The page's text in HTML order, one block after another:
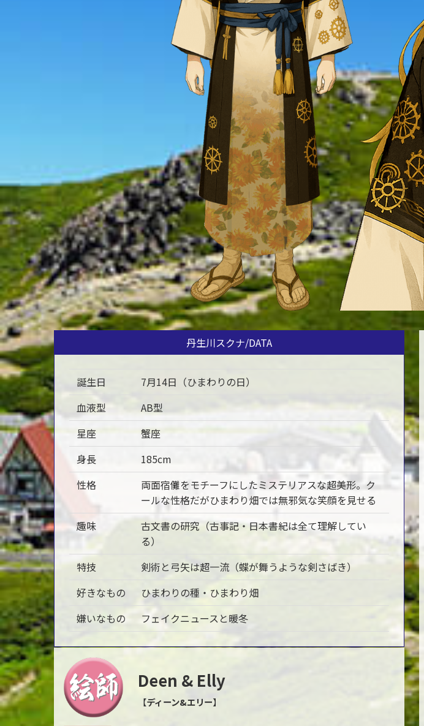
丹生川スクナ/DATA
誕生日
7月14日（ひまわりの日）
血液型
AB型
星座
蟹座
身長
185cm
性格
両面宿儺をモチーフにしたミステリアスな超美形。ク
ールな性格だがひまわり畑では無邪気な笑顔を見せる
趣味
古文書の研究（古事記・日本書紀は全て理解してい
る）
特技
剣術と弓矢は超一流（蝶が舞うような剣さばき）
好きなもの
ひまわりの種・ひまわり畑
嫌いなもの
フェイクニュースと暖冬
Deen & Elly
【ディーン&エリー】